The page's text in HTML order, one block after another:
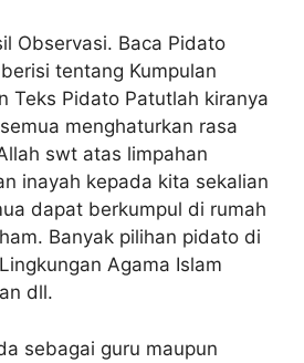
Observasi. Baca Pidato
tentang Kumpulan
Teks Pidato Patutlah kiranya
menghaturkan rasa
swt atas limpahan
inayah kepada kita sekalian
dapat berkumpul di rumah
Banyak pilihan pidato di
Agama Islam
dll.
sebagai guru maupun